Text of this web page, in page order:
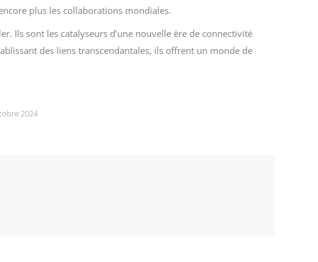
plus les collaborations mondiales.
Ils sont les catalyseurs d’une nouvelle ère de connectivité
des liens transcendantales, ils offrent un monde de
2024